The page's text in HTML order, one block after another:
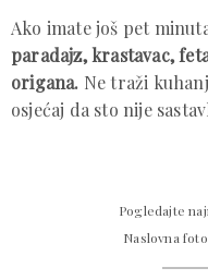
Ako imate još pet
paradajz, krastavac,
origana. Ne traži
osjećaj da sto nije
Pogledajte
Naslovna